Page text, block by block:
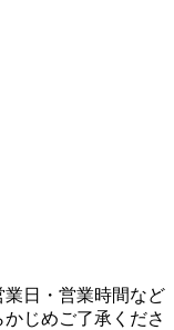
日・営業時間など
じめご了承くださ